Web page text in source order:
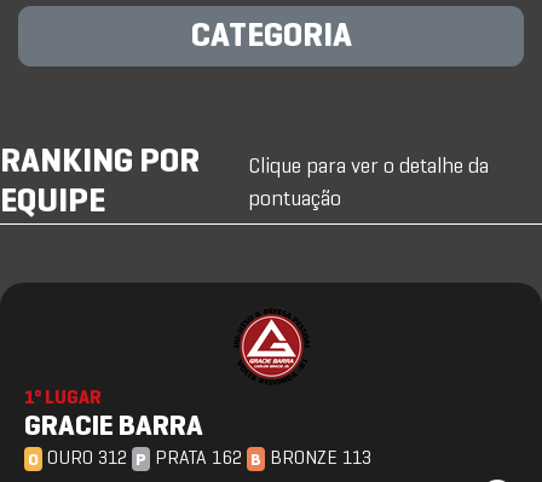
CATEGORIA
RANKING POR
EQUIPE
Clique para ver o detalhe da
pontuação
1º LUGAR
GRACIE BARRA
O OURO 312 P PRATA 162 B BRONZE 113